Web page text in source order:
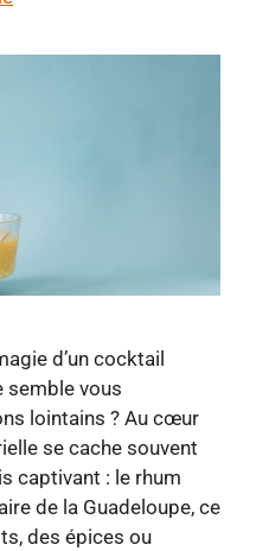
d’un cocktail
semble vous
lointains ? Au cœur
se cache souvent
captivant : le rhum
de la Guadeloupe, ce
des épices ou